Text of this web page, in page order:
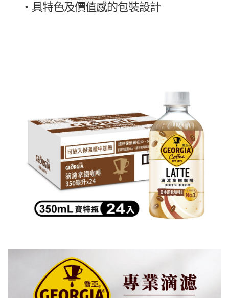
・ 具特色及價值感的包裝設計